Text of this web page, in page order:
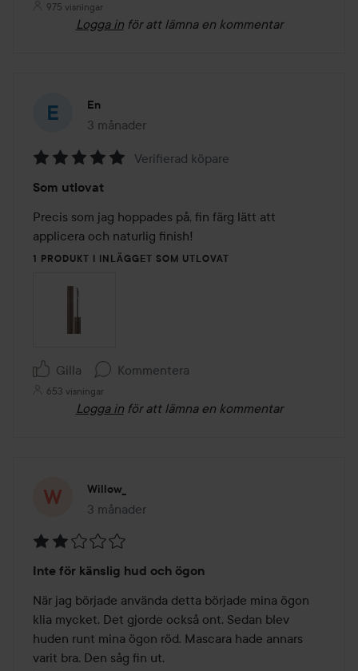
975 visningar
Logga in för att lämna en kommentar
En
3 månader
Inlägget skapades 3 månader
5
av
5
Verifierad köpare
Som utlovat
Precis som jag hoppades på, fin färg lätt att
applicera och naturlig finish!
1 PRODUKT I INLÄGGET SOM UTLOVAT
Gilla Kommentera
653 visningar
Logga in för att lämna en kommentar
Willow_
3 månader
Inlägget skapades 3 månader
2
av
5
Inte för känslig hud och ögon
När jag började använda detta började mina ögon
klia mycket. Det gjorde också ont. Sedan blev
huden runt mina ögon röd. Mascara hade annars
varit bra. Den såg fin ut.